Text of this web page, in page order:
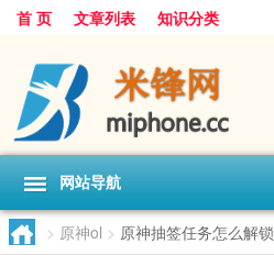
首 页 文章列表 知识分类
网站导航
> 原神ol > 原神抽签任务怎么解锁